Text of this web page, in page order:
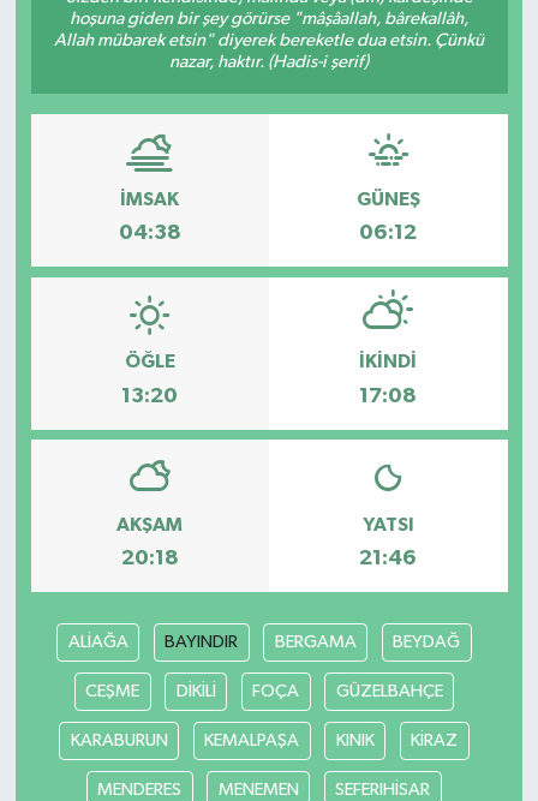
hoşuna giden bir şey görürse "mâşâallah, bârekallâh,
Allah mübarek etsin" diyerek bereketle dua etsin. Çünkü
nazar, haktır. (Hadis-i şerif)
İMSAK
04:38
GÜNEŞ
06:12
ÖĞLE
13:20
İKINDI
17:08
AKŞAM
20:18
YATSI
21:46
ALİAĞA BAYINDIR BERGAMA BEYDAĞ
CEŞME DİKİLİ FOÇA GÜZELBAHÇE
KARABURUN KEMALPAŞA KINIK KİRAZ
MENDERES MENEMEN SEFERIHİSAR